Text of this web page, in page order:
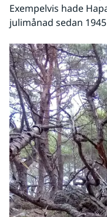
Exempelvis hade
julimånad sedan